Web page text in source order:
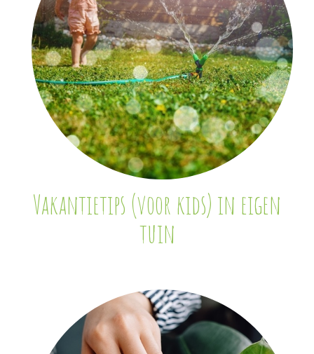
Vakantietips (voor kids) in eigen
tuin